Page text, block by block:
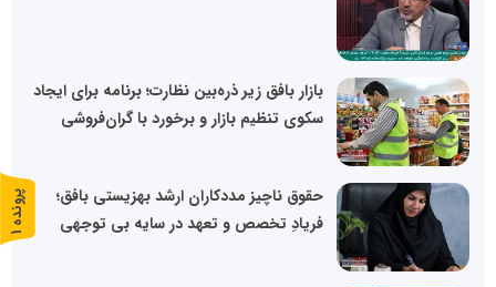
بازار بافق زیر ذره‌بین نظارت؛ برنامه برای ایجاد
سکوی تنظیم بازار و برخورد با گران‌فروشی
حقوق ناچیز مددکاران ارشد بهزیستی بافق؛
فریادِ تخصص و تعهد در سایه بی توجهی
پ
ر
و
ن
د
ه
1